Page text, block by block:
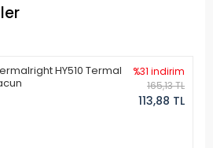
HY510 Termal
%31 indirim
165,13 TL
113,88 TL